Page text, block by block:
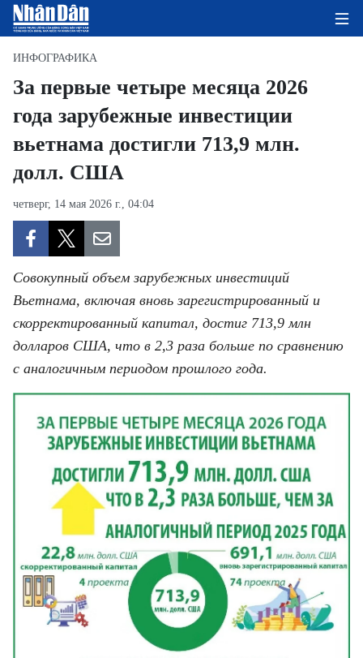
ГЛАВНАЯ СТРАНИЦА
ПОЛИТИКА
КУЛЬТУРА
ДОБРО ПОЖАЛОВАТЬ ВО
ВЬЕТНАМ
В МИРЕ
ВСТРЕЧИ - ДИАЛОГИ
ДОСЬЕ И МАТЕРИАЛЫ
О ГАЗЕТЕ «НЯНЗАН»
TIẾNG VIỆT
ENGLISH
ИНФОГРАФИКА
За первые четыре месяца 2026
года зарубежные инвестиции
вьетнама достигли 713,9 млн.
долл. США
четверг, 14 мая 2026 г., 04:04
Совокупный объем зарубежных инвестиций
Вьетнама, включая вновь зарегистрированный и
скорректированный капитал, достиг 713,9 млн
долларов США, что в 2,3 раза больше по сравнению
с аналогичным периодом прошлого года.